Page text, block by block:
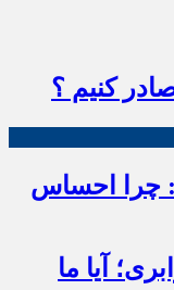
کنیم ؟
چرا احساس
آیا ما